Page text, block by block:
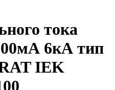
тока
6кА тип
IEK